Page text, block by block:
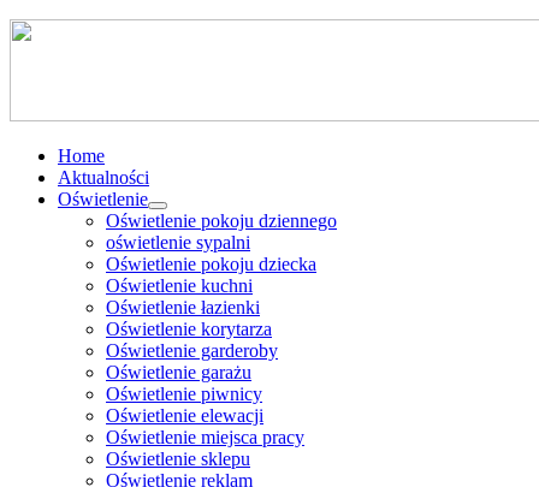
Home
Aktualności
Oświetlenie
Oświetlenie pokoju dziennego
oświetlenie sypalni
Oświetlenie pokoju dziecka
Oświetlenie kuchni
Oświetlenie łazienki
Oświetlenie korytarza
Oświetlenie garderoby
Oświetlenie garażu
Oświetlenie piwnicy
Oświetlenie elewacji
Oświetlenie miejsca pracy
Oświetlenie sklepu
Oświetlenie reklam